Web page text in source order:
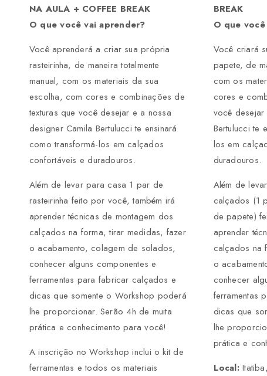
NA AULA + COFFEE BREAK
O que você vai aprender?
Você aprenderá a criar sua própria
rasteirinha, de maneira totalmente
manual, com os materiais da sua
escolha, com cores e combinações de
texturas que você desejar e a nossa
designer Camila Bertulucci te ensinará
como transformá-los em calçados
confortáveis e duradouros.
Além de levar para casa 1 par de
rasteirinha feito por você, também irá
aprender técnicas de montagem dos
calçados na forma, tirar medidas, fazer
o acabamento, colagem de solados,
conhecer alguns componentes e
ferramentas para fabricar calçados e
dicas que somente o Workshop poderá
lhe proporcionar. Serão 4h de muita
prática e conhecimento para você!
A inscrição no Workshop inclui o kit de
ferramentas e todos os materiais
BREAK
O que
Você criará
papete, de
com os
cores e
você
Bertulucci te
los em
duradouros.
Além de
calçados (1
de papete)
aprender
calçados na
o
conhecer
ferramentas
dicas que
lhe
prática e
Local: